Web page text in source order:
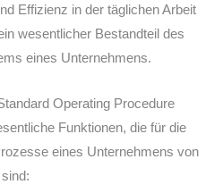
Effizienz in der täglichen Arbeit
wesentlicher Bestandteil des
eines Unternehmens.
Operating Procedure
Funktionen, die für die
eines Unternehmens von